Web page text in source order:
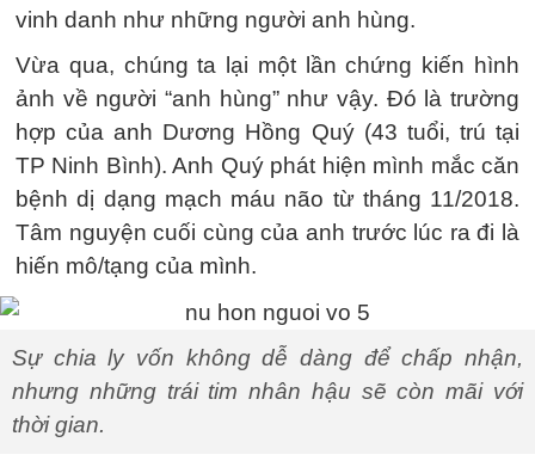
vinh danh như những người anh hùng.
Vừa qua, chúng ta lại một lần chứng kiến hình
ảnh về người “anh hùng” như vậy. Đó là trường
hợp của anh Dương Hồng Quý (43 tuổi, trú tại
TP Ninh Bình). Anh Quý phát hiện mình mắc căn
bệnh dị dạng mạch máu não từ tháng 11/2018.
Tâm nguyện cuối cùng của anh trước lúc ra đi là
hiến mô/tạng của mình.
Sự chia ly vốn không dễ dàng để chấp nhận,
nhưng những trái tim nhân hậu sẽ còn mãi với
thời gian.